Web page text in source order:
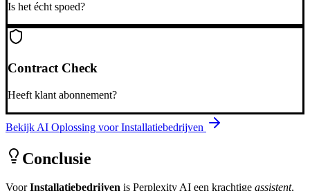
Is het écht spoed?
Contract Check
Heeft klant abonnement?
Bekijk AI Oplossing voorInstallatiebedrijven
Conclusie
VoorInstallatiebedrijven is Perplexity AI een krachtige assistent,